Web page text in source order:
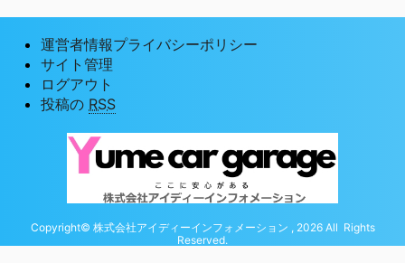
運営者情報プライバシーポリシー
サイト管理
ログアウト
投稿の RSS
Copyright© 株式会社アイディーインフォメーション , 2026 All Rights
Reserved.